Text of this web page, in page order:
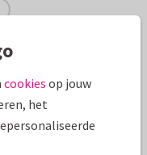
cookies op jouw
het